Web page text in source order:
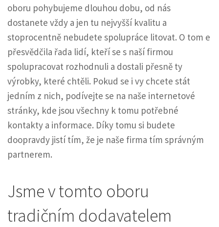
oboru pohybujeme dlouhou dobu, od nás
dostanete vždy a jen tu nejvyšší kvalitu a
stoprocentně nebudete spolupráce litovat. O tom e
přesvědčila řada lidí, kteří se s naší firmou
spolupracovat rozhodnuli a dostali přesně ty
výrobky, které chtěli. Pokud se i vy chcete stát
jedním z nich, podívejte se na naše internetové
stránky, kde jsou všechny k tomu potřebné
kontakty a informace. Díky tomu si budete
doopravdy jistí tím, že je naše firma tím správným
partnerem.
Jsme v tomto oboru
tradičním dodavatelem